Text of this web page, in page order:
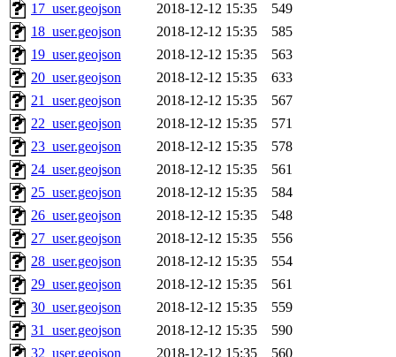
17_user.geojson
2018-12-12 15:35
549
18_user.geojson
2018-12-12 15:35
585
19_user.geojson
2018-12-12 15:35
563
20_user.geojson
2018-12-12 15:35
633
21_user.geojson
2018-12-12 15:35
567
22_user.geojson
2018-12-12 15:35
571
23_user.geojson
2018-12-12 15:35
578
24_user.geojson
2018-12-12 15:35
561
25_user.geojson
2018-12-12 15:35
584
26_user.geojson
2018-12-12 15:35
548
27_user.geojson
2018-12-12 15:35
556
28_user.geojson
2018-12-12 15:35
554
29_user.geojson
2018-12-12 15:35
561
30_user.geojson
2018-12-12 15:35
559
31_user.geojson
2018-12-12 15:35
590
32_user.geojson
2018-12-12 15:35
560